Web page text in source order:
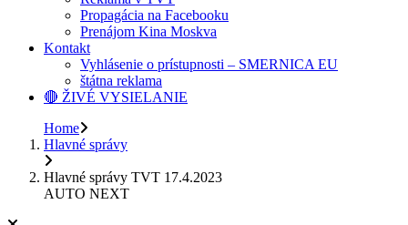
Propagácia na Facebooku
Prenájom Kina Moskva
Kontakt
Vyhlásenie o prístupnosti – SMERNICA EU
štátna reklama
🔴 ŽIVÉ VYSIELANIE
Home
Hlavné správy
Hlavné správy TVT 17.4.2023
AUTO NEXT